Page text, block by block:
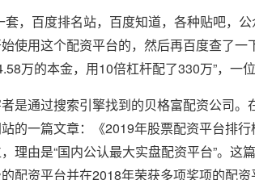
套，百度排名站，百度知道，各种贴吧，
使用这个配资平台的，然后再百度查了
万的本金，用10倍杠杆配了330万”，一位
是通过搜索引擎找到的贝格富配资公司。
的一篇文章：《2019年股票配资平台排
理由是“国内公认最大实盘配资平台”。这
配资平台并在2018年荣获多项奖项的配